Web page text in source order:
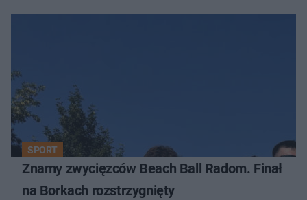
SPORT
Znamy zwycięzców Beach Ball Radom. Finał
na Borkach rozstrzygnięty